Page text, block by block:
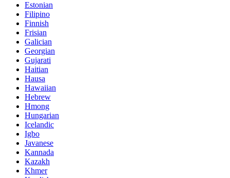
Estonian
Filipino
Finnish
Frisian
Galician
Georgian
Gujarati
Haitian
Hausa
Hawaiian
Hebrew
Hmong
Hungarian
Icelandic
Igbo
Javanese
Kannada
Kazakh
Khmer